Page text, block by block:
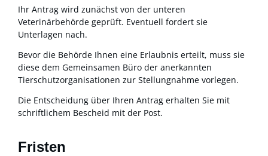
Ihr Antrag wird zunächst von der unteren
Veterinärbehörde geprüft. Eventuell fordert sie
Unterlagen nach.
Bevor die Behörde Ihnen eine Erlaubnis erteilt, muss sie
diese dem Gemeinsamen Büro der anerkannten
Tierschutzorganisationen zur Stellungnahme vorlegen.
Die Entscheidung über Ihren Antrag erhalten Sie mit
schriftlichem Bescheid mit der Post.
Fristen